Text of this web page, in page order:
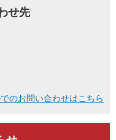
せ先
でのお問い合わせはこちら